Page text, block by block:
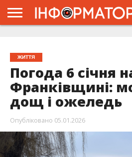
ЖИТТЯ
Погода 6 січня
Франківщині:
дощ і ожеледь
Опубліковано 05.01.2026